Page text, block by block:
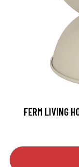
FERM LIVING